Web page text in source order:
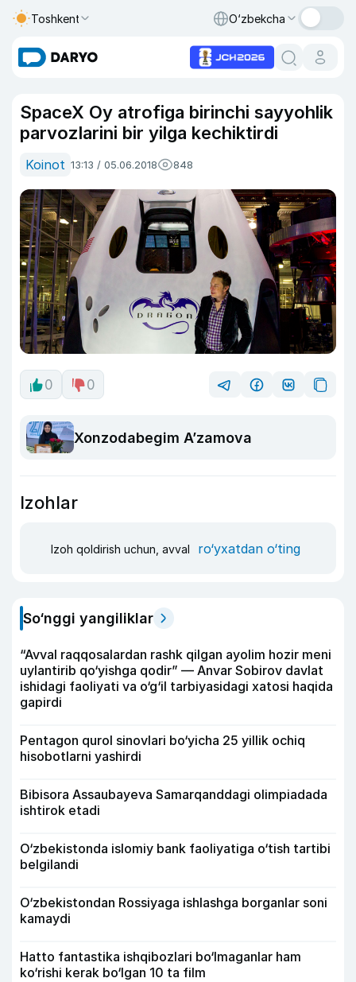
Toshkent O‘zbekcha
SpaceX Oy atrofiga birinchi sayyohlik
parvozlarini bir yilga kechiktirdi
Koinot 13:13 / 05.06.2018 848
0 0
Xonzodabegim A’zamova
Izohlar
Izoh qoldirish uchun, avval ro‘yxatdan o‘ting
So‘nggi yangiliklar
“Avval raqqosalardan rashk qilgan ayolim hozir meni
uylantirib qo‘yishga qodir” — Anvar Sobirov davlat
ishidagi faoliyati va o‘g‘il tarbiyasidagi xatosi haqida
gapirdi
Pentagon qurol sinovlari bo‘yicha 25 yillik ochiq
hisobotlarni yashirdi
Bibisora Assaubayeva Samarqanddagi olimpiadada
ishtirok etadi
O‘zbekistonda islomiy bank faoliyatiga o‘tish tartibi
belgilandi
O‘zbekistondan Rossiyaga ishlashga borganlar soni
kamaydi
Hatto fantastika ishqibozlari bo‘lmaganlar ham
ko‘rishi kerak bo‘lgan 10 ta film